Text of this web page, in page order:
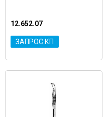
12.652.07
ЗАПРОС КП